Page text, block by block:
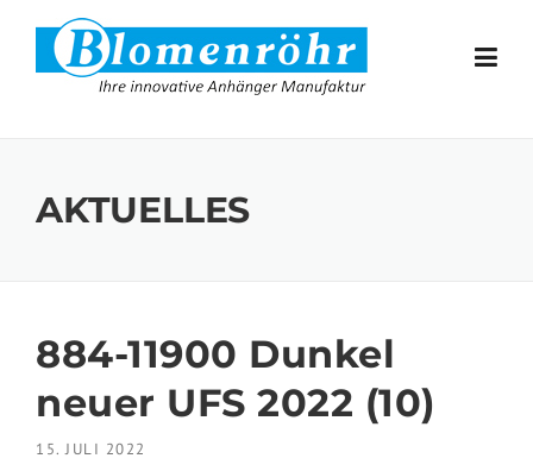
Skip to content
AKTUELLES
884-11900 Dunkel
neuer UFS 2022 (10)
15. JULI 2022